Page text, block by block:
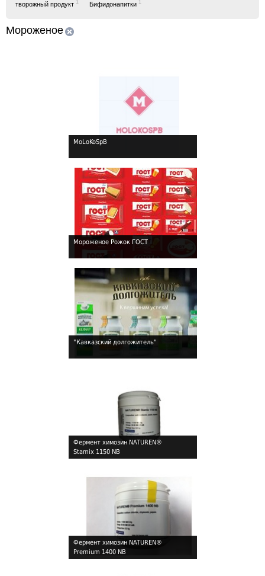
творожный продукт 1 Бифидонапитки 1
Мороженое
MoLoKoSpB
Мороженое Рожок ГОСТ
"Кавказский долгожитель"
Фермент химозин NATUREN®
Stamix 1150 NB
Фермент химозин NATUREN®
Premium 1400 NB